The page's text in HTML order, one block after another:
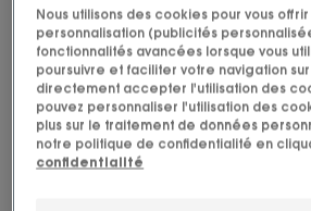
son parfum fleuri, le Shampoing à
inonde les chevelures blondes
rappelle la douceur de
Nettoyant, adoucissant,
Nous utilisons des cookies pour vous
personnalisation (publicités
fonctionnalités avancées lorsque vous
poursuivre et faciliter votre navigation
directement accepter l'utilisation des
pouvez personnaliser l'utilisation des
plus sur le traitement de données
notre politique de confidentialité en
confidentialité